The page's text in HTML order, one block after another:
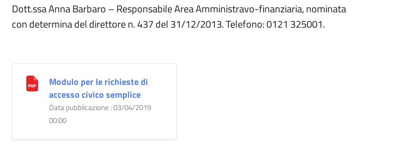
Dott.ssa Anna Barbaro – Responsabile Area Amministravo-finanziaria, nominata
con determina del direttore n. 437 del 31/12/2013. Telefono: 0121 325001.
Modulo per le richieste di
accesso civico semplice
Data pubblicazione : 03/04/2019
00:00